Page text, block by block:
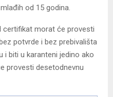
od 15 godina.
certifikat morat će provesti
potvrde i bez prebivališta
i biti u karanteni jedino ako
provesti desetodnevnu